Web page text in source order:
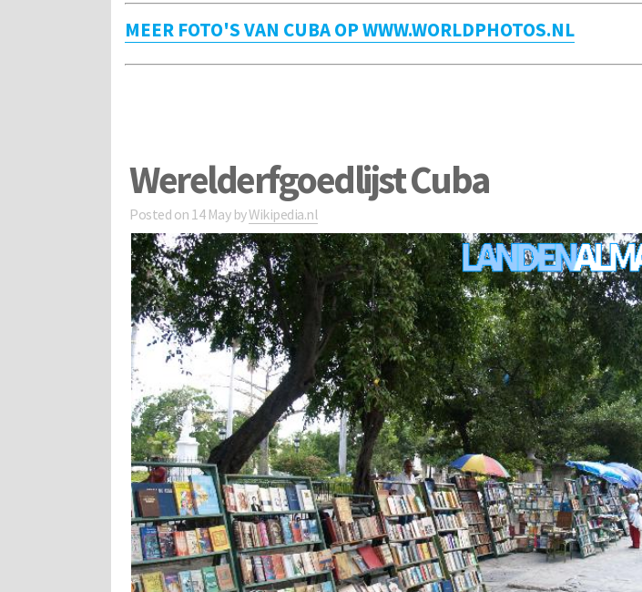
MEER FOTO'S VAN CUBA OP WWW.WORLDPHOTOS.NL
Werelderfgoedlijst Cuba
Posted on 14 MaybyWikipedia.nl